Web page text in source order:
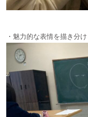
・魅力的な表情を描き分